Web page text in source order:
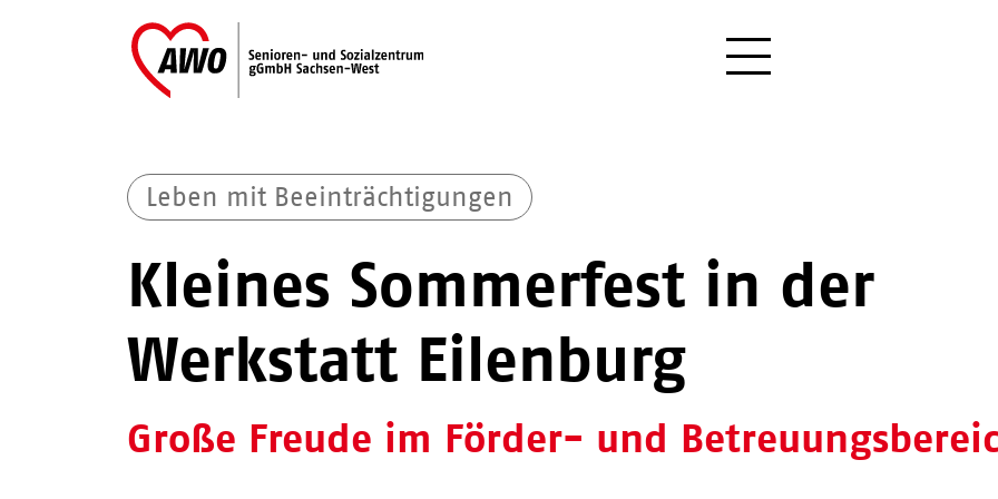
Leben mit Beeinträchtigungen
Kleines Sommerfest in der
Werkstatt Eilenburg
Große Freude im Förder- und